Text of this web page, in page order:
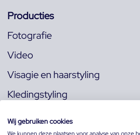
Producties
Fotografie
Video
Visagie en haarstyling
Kledingstyling
Wij gebruiken cookies